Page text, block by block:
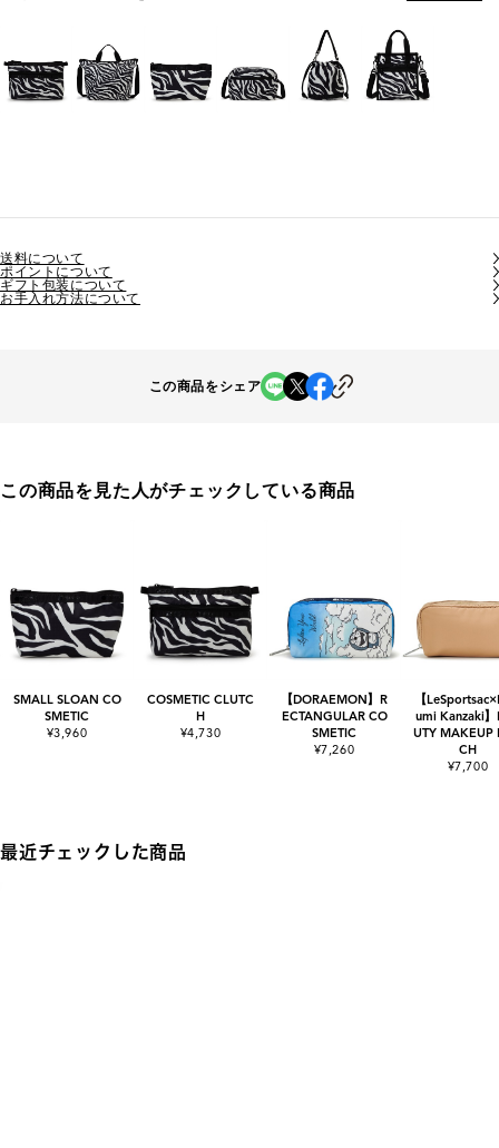
送料について
ポイントについて
ギフト包装について
お手入れ方法について
この商品をシェア
この商品を見た人がチェックしている商品
SMALL SLOAN CO
SMETIC
¥3,960
COSMETIC CLUTC
H
¥4,730
【DORAEMON】R
ECTANGULAR CO
SMETIC
¥7,260
【
umi Kanzaki】
UTY MAKEUP
CH
¥7,700
最近チェックした商品